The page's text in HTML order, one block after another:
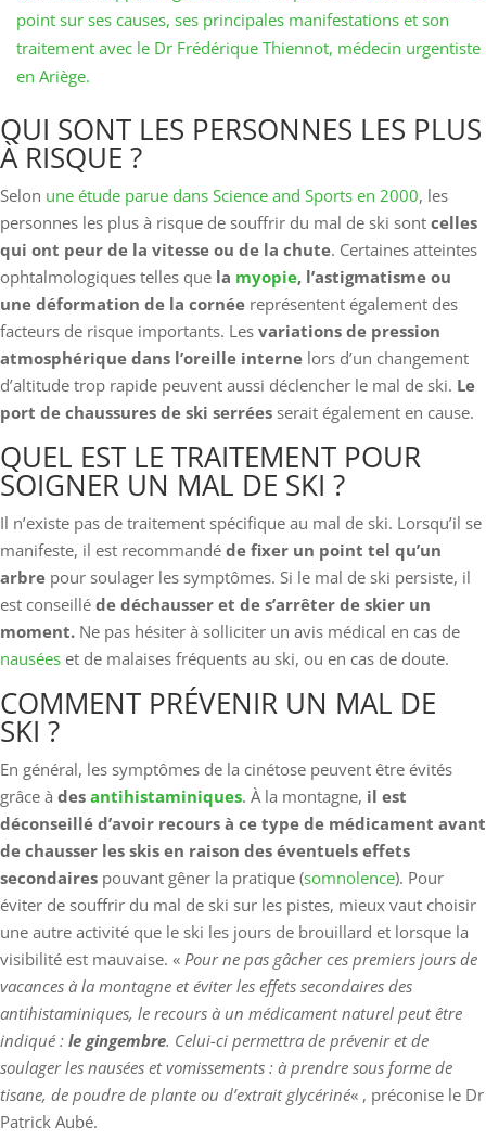
point sur ses causes, ses principales manifestations et son
traitement avec le Dr Frédérique Thiennot, médecin urgentiste
en Ariège.
QUI SONT LES PERSONNES LES PLUS
À RISQUE ?
Selon une étude parue dans Science and Sports en 2000, les
personnes les plus à risque de souffrir du mal de ski sont celles
qui ont peur de la vitesse ou de la chute. Certaines atteintes
ophtalmologiques telles que la myopie, l’astigmatisme ou
une déformation de la cornée représentent également des
facteurs de risque importants. Les variations de pression
atmosphérique dans l’oreille interne lors d’un changement
d’altitude trop rapide peuvent aussi déclencher le mal de ski. Le
port de chaussures de ski serrées serait également en cause.
QUEL EST LE TRAITEMENT POUR
SOIGNER UN MAL DE SKI ?
Il n’existe pas de traitement spécifique au mal de ski. Lorsqu’il se
manifeste, il est recommandé de fixer un point tel qu’un
arbre pour soulager les symptômes. Si le mal de ski persiste, il
est conseillé de déchausser et de s’arrêter de skier un
moment. Ne pas hésiter à solliciter un avis médical en cas de
nausées et de malaises fréquents au ski, ou en cas de doute.
COMMENT PRÉVENIR UN MAL DE
SKI ?
En général, les symptômes de la cinétose peuvent être évités
grâce à des antihistaminiques. À la montagne, il est
déconseillé d’avoir recours à ce type de médicament avant
de chausser les skis en raison des éventuels effets
secondaires pouvant gêner la pratique (somnolence). Pour
éviter de souffrir du mal de ski sur les pistes, mieux vaut choisir
une autre activité que le ski les jours de brouillard et lorsque la
visibilité est mauvaise. « Pour ne pas gâcher ces premiers jours de
vacances à la montagne et éviter les effets secondaires des
antihistaminiques, le recours à un médicament naturel peut être
indiqué : le gingembre. Celui-ci permettra de prévenir et de
soulager les nausées et vomissements : à prendre sous forme de
tisane, de poudre de plante ou d’extrait glycériné« , préconise le Dr
Patrick Aubé.